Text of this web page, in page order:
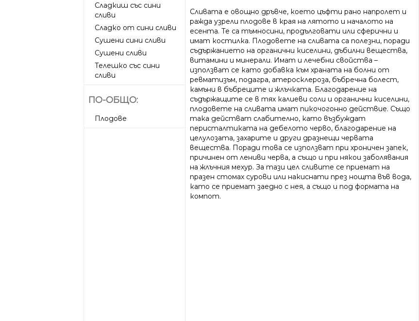
Сладкиш със сини
сливи
Сладко от сини сливи
Сушени сини сливи
Сушени сливи
Телешко със сини
сливи
ПО-ОБЩО:
Плодове
Сливата е овощно дръвче, което цъфти рано напролет и
ражда узрели плодове в края на лятото и началото на
есента. Те са тъмносини, продълговати или сферични и
имат костилка. Плодовете на сливата са полезни, поради
съдържанието на органични киселини, дъбилни вещества,
витамини и минерали. Имат и лечебни свойства –
използват се като добавка към храната на болни от
ревматизъм, подагра, атеросклероза, бъбречна болест,
камъни в бъбреците и жлъчката. Благодарение на
съдържащите се в тях калиеви соли и органични киселини,
плодовете на сливата имат пикочогонно действие. Също
така действат слабително, като възбуждат
перисталтиката на дебелото черво, благодарение на
целулозата, захарите и други дразнещи червата
вещества. Поради това се използват при хроничен запек,
причинен от лениви черва, а също и при някои заболявания
на жлъчния мехур. За тази цел сливите се приемат на
празен стомах сурови или накиснати през нощта във вода,
като се приемат заедно с нея, а също и под формата на
компот.